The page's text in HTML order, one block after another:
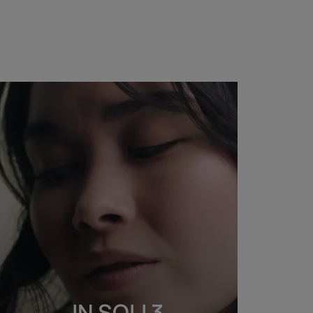
Trattamento
KARITÉ NUTRI
Trattamento notte
nutrizione intensa